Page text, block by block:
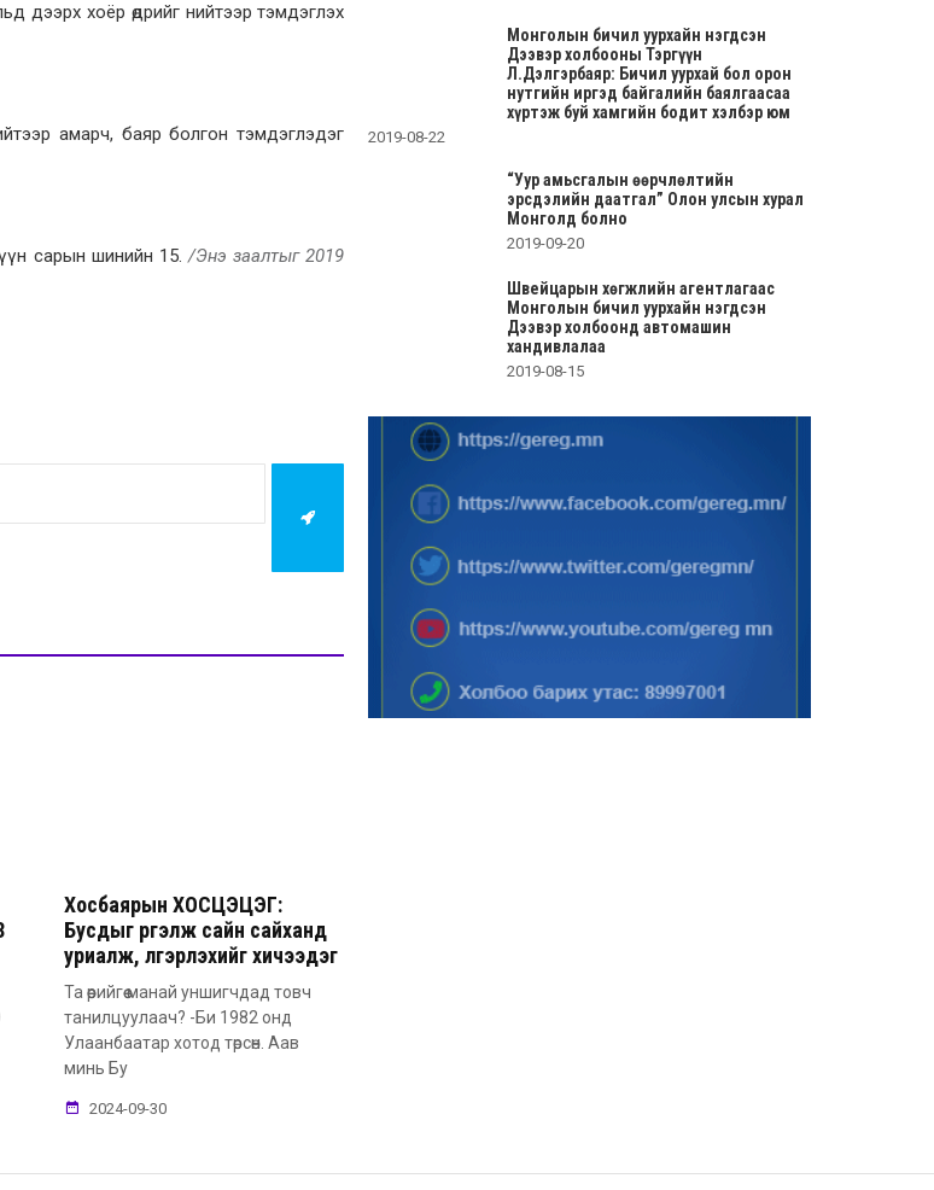
дээрх хоёр өдрийг нийтээр тэмдэглэх
амарч, баяр болгон тэмдэглэдэг
сарын шинийн 15./Энэ заалтыг 2019
Хосбаярын ХОСЦЭЦЭГ:
Бусдыг үргэлж сайн сайханд
уриалж, үлгэрлэхийг хичээдэг
Та өөрийгөө манай уншигчдад товч
танилцуулаач? -Би 1982 онд
Улаанбаатар хотод төрсөн. Аав
минь Бу
2024-09-30
Монголын бичил уурхайн нэгдсэн
Дээвэр холбооны Тэргүүн
Л.Дэлгэрбаяр: Бичил уурхай бол орон
нутгийн иргэд байгалийн баялгаасаа
хүртэж буй хамгийн бодит хэлбэр юм
2019-08-22
“Уур амьсгалын өөрчлөлтийн
эрсдэлийн даатгал” Олон улсын хурал
Монголд болно
2019-09-20
Швейцарын хөгжлийн агентлагаас
Монголын бичил уурхайн нэгдсэн
Дээвэр холбоонд автомашин
хандивлалаа
2019-08-15